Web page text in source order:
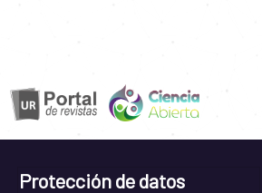
Protección de datos